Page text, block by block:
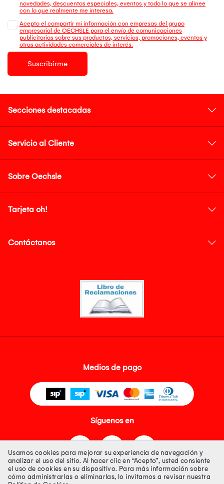
novedades, descuentos especiales, eventos y todo lo que se alinee
con lo que realmente me interesa.
Acepto el compartir mi información con empresas del grupo
empresarial de OECHSLE para el envío de comunicaciones
publicitarias sobre sus productos, servicios, promociones, eventos y
otras actividades comerciales de interés.
Suscribirme
Secciones destacadas
Servicio al Cliente
Sobre Oechsle
Tarjeta oh!
Contáctanos
Medios de pago
Síguenos en
Usamos cookies para mejorar su experiencia de navegación y
analizar el uso del sitio. Al hacer clic en “Acepto”, usted consiente
el uso de cookies en su dispositivo. Para más información sobre
cómo administrarlas o eliminarlas, lo invitamos a revisar nuestra